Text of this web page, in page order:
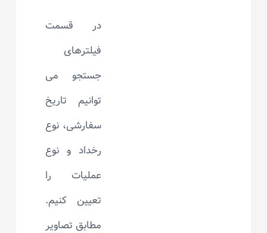
در قسمت
فیلترهای
جستجو می
توانیم تاریخ
سفارشی، نوع
رخداد و نوع
عملیات را
تعیین کنیم.
مطابق تصاویر